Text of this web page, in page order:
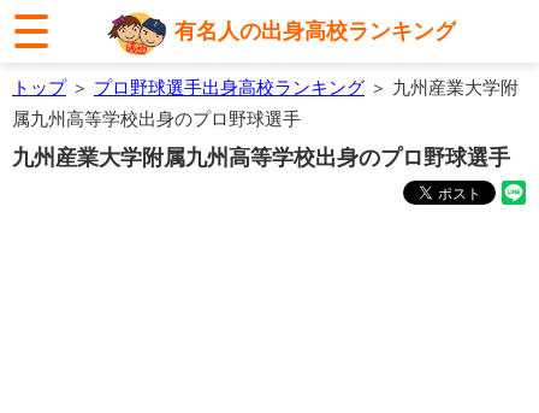
有名人の出身高校ランキング
トップ＞ プロ野球選手出身高校ランキング ＞ 九州産業大学附
属九州高等学校出身のプロ野球選手
九州産業大学附属九州高等学校出身のプロ野球選手